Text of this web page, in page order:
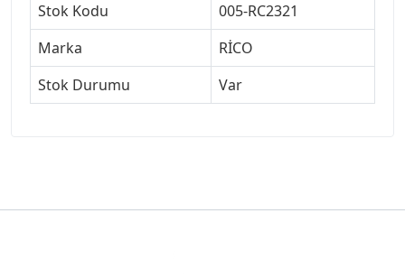
Stok Kodu
005-RC2321
Marka
RİCO
Stok Durumu
Var